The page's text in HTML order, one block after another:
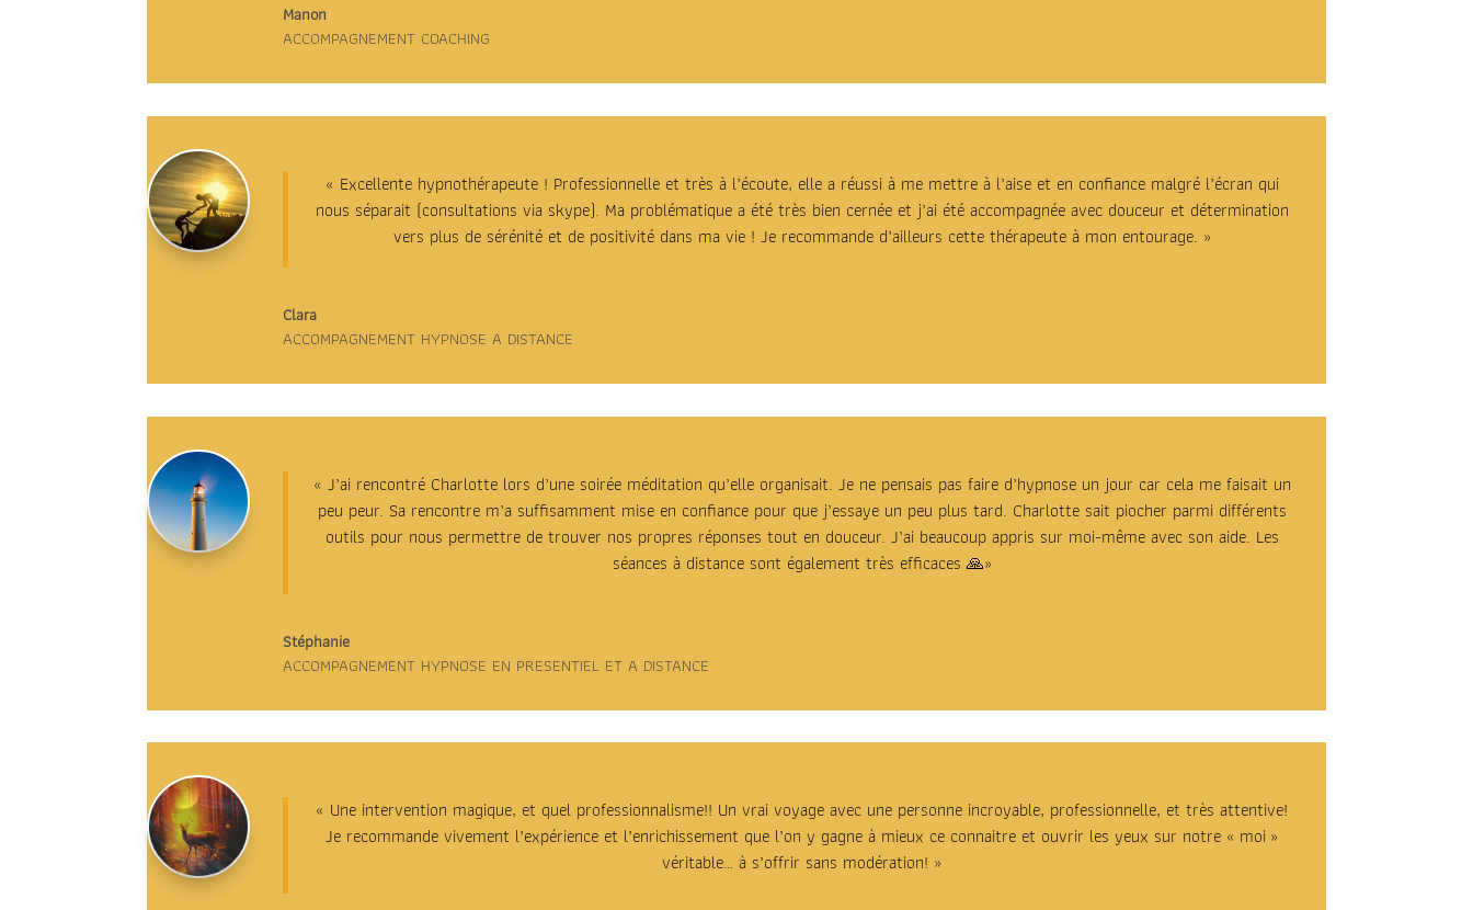
Manon
ACCOMPAGNEMENT COACHING
« Excellente hypnothérapeute ! Professionnelle et très à l’écoute, elle a réussi à me mettre à l’aise et en confiance malgré l’écran qui
nous séparait (consultations via skype). Ma problématique a été très bien cernée et j’ai été accompagnée avec douceur et détermination
vers plus de sérénité et de positivité dans ma vie ! Je recommande d’ailleurs cette thérapeute à mon entourage. »
Clara
ACCOMPAGNEMENT HYPNOSE A DISTANCE
« J’ai rencontré Charlotte lors d’une soirée méditation qu’elle organisait. Je ne pensais pas faire d’hypnose un jour car cela me faisait un
peu peur. Sa rencontre m’a suffisamment mise en confiance pour que j’essaye un peu plus tard. Charlotte sait piocher parmi différents
outils pour nous permettre de trouver nos propres réponses tout en douceur. J’ai beaucoup appris sur moi-même avec son aide. Les
séances à distance sont également très efficaces 🙏»
Stéphanie
ACCOMPAGNEMENT HYPNOSE EN PRESENTIEL ET A DISTANCE
« Une intervention magique, et quel professionnalisme!! Un vrai voyage avec une personne incroyable, professionnelle, et très attentive!
Je recommande vivement l’expérience et l’enrichissement que l’on y gagne à mieux ce connaitre et ouvrir les yeux sur notre « moi »
véritable… à s’offrir sans modération! »